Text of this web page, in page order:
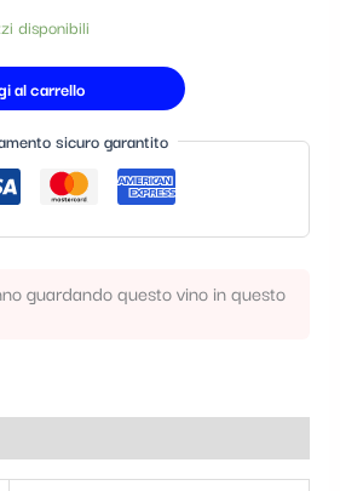
disponibili
al carrello
sicuro garantito
guardando questo vino in questo